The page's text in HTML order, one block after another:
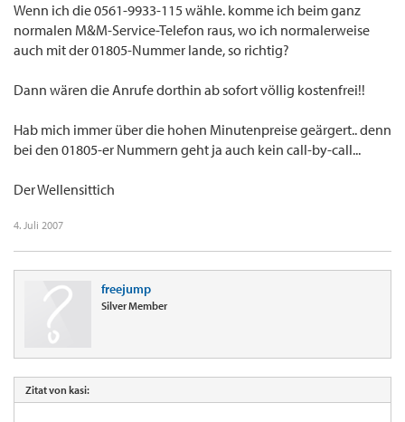
Wenn ich die 0561-9933-115 wähle. komme ich beim ganz
normalen M&M-Service-Telefon raus, wo ich normalerweise
auch mit der 01805-Nummer lande, so richtig?
Dann wären die Anrufe dorthin ab sofort völlig kostenfrei!!
Hab mich immer über die hohen Minutenpreise geärgert.. denn
bei den 01805-er Nummern geht ja auch kein call-by-call...
Der Wellensittich
4. Juli 2007
freejump
Silver Member
Zitat von kasi: